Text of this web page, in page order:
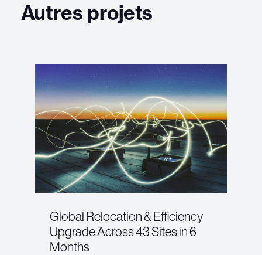
Autres projets
Global Relocation & Efficiency
Upgrade Across 43 Sites in 6
Months